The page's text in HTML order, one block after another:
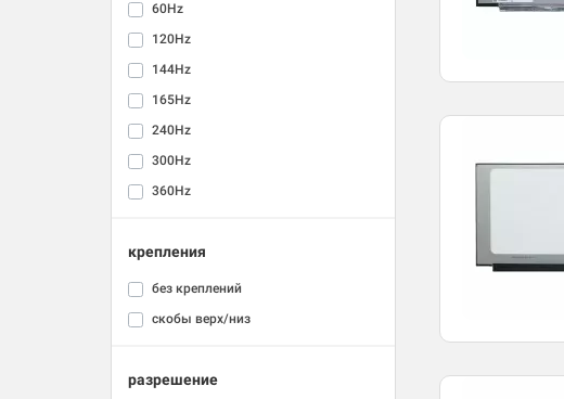
60Hz
120Hz
144Hz
165Hz
240Hz
300Hz
360Hz
крепления
без креплений
скобы верх/низ
разрешение